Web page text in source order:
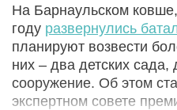
На Барнаульском
году развернулись
планируют возвести
них – два детских
сооружение. Об этом
экспертном совете